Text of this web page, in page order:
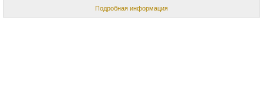
Подробная информация